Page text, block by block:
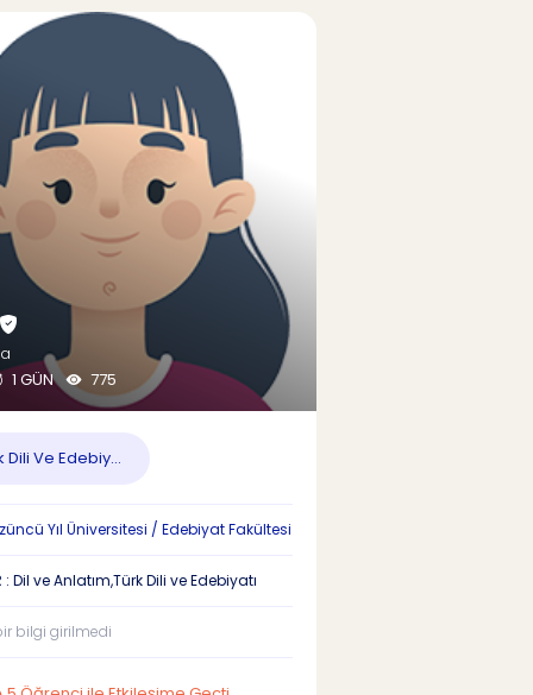
1 GÜN
775
Dili Ve Edebiy...
Yıl Üniversitesi / Edebiyat Fakültesi
: Dil ve Anlatım,Türk Dili ve Edebiyatı
bilgi girilmedi